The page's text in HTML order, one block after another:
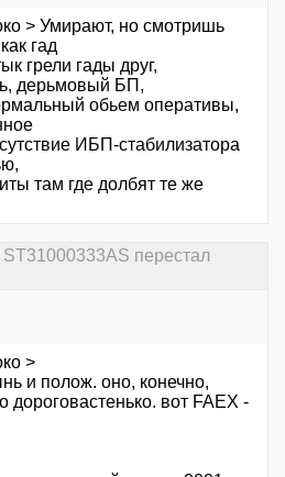
> Умирают, но смотришь
гад
грели гады друг,
дерьмовый БП,
обьем оперативы,
ИБП-стабилизатора
там где долбят те же
перестал
>
и полож. оно, конечно,
дороговастенько. вот FAEX -